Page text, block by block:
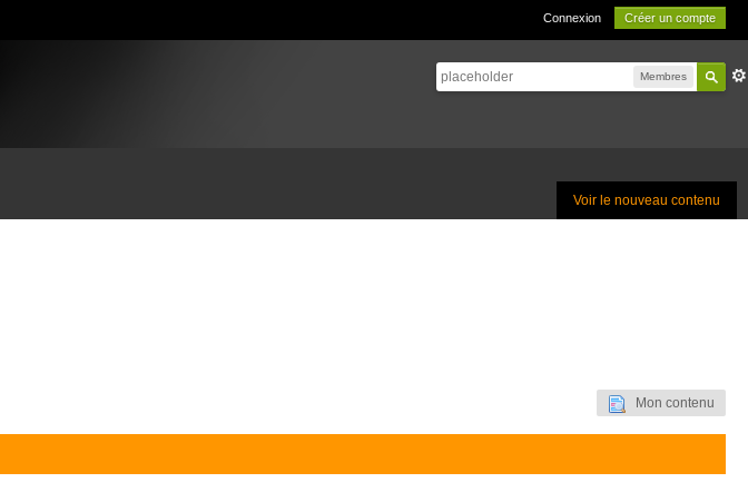
Connexion Créer un compte
Membres
Voir le nouveau contenu
Mon contenu